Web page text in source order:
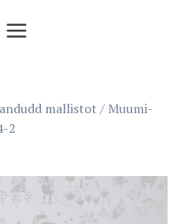
mallistot / Muumi-
2